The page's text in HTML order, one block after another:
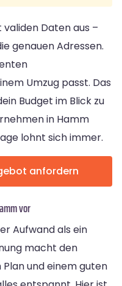
Daten aus –
genauen Adressen.
Umzug passt. Das
Budget im Blick zu
in Hamm
lohnt sich immer.
anfordern
vor
Aufwand als ein
macht den
und einem guten